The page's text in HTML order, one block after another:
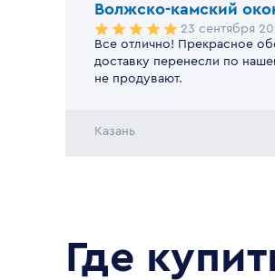
23 сентября
Все отлично! Прекрасное
доставку перенесли по
не продувают.
Казань
Где